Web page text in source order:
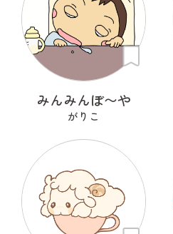
みんみんぼ〜や
がりこ